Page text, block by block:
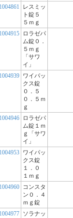
1004861
レスミッ
ト錠５
５ｍｇ
1004915
ロラゼパ
ム錠０．
５ｍｇ
「サワ
イ」
1004939 ワイパッ
クス錠
０．５
０．５ｍ
ｇ
1004946
ロラゼパ
ム錠１ｍ
ｇ「サワ
イ」
1004953 ワイパッ
クス錠
１．０
１ｍｇ
1004960 コンスタ
ン０．４
ｍｇ錠
1004977 ソラナッ